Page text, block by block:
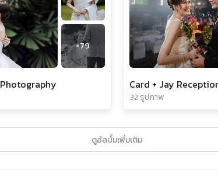
+79
Card + Jay
32 รูปภาพ
ดูอัลบั้มเพิ่มเติม